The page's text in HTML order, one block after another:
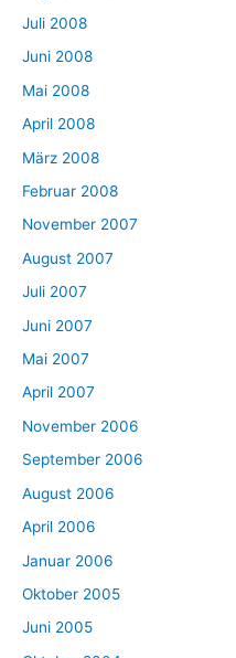
Juli 2008
Juni 2008
Mai 2008
April 2008
März 2008
Februar 2008
November 2007
August 2007
Juli 2007
Juni 2007
Mai 2007
April 2007
November 2006
September 2006
August 2006
April 2006
Januar 2006
Oktober 2005
Juni 2005